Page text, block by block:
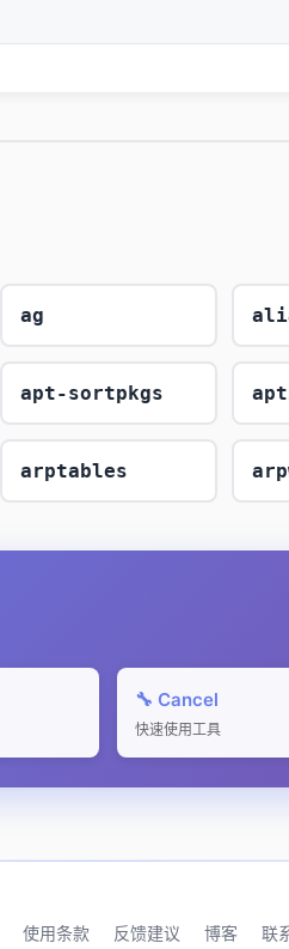
ag
apt-sortpkgs
arptables
🔧 Cancel
快速使用工具
使用条款 反馈建议 博客 联